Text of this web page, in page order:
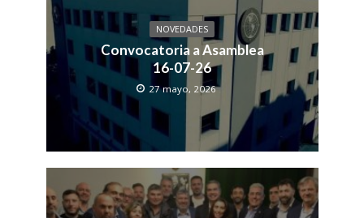
NOVEDADES
Convocatoria a Asamblea
16-07-26
27 mayo, 2026